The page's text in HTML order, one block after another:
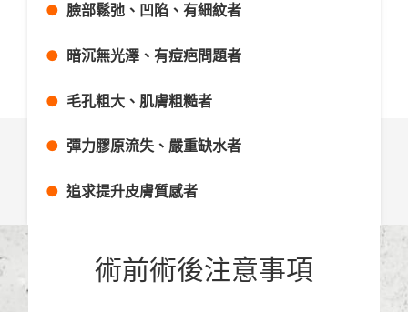
● 臉部鬆弛、凹陷、有細紋者
● 暗沉無光澤、有痘疤問題者
● 毛孔粗大、肌膚粗糙者
● 彈力膠原流失、嚴重缺水者
● 追求提升皮膚質感者
術前術後注意事項